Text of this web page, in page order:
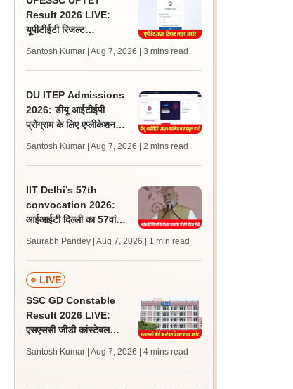
Result 2026 LIVE:
यूपीटीईटी रिजल्ट
जल्द, जानें लेटेस्ट अपडेट,
पासिंग मार्क्स
Santosh Kumar | Aug 7, 2026 | 3 mins read
DU ITEP Admissions
2026: डीयू आईटीईपी
प्रोग्राम के लिए एप्लीकेशन
रिजल्ट 10 अगस्त को
Santosh Kumar | Aug 7, 2026 | 2 mins read
IIT Delhi’s 57th
convocation 2026:
आईआईटी दिल्ली का 57वां
Saurabh Pandey | Aug 7, 2026 | 1 min read
LIVE
SSC GD Constable
Result 2026 LIVE:
एसएससी जीडी कांस्टेबल
लेटेस्ट अपडेट, स्कोरकार्ड लिंक
Santosh Kumar | Aug 7, 2026 | 4 mins read